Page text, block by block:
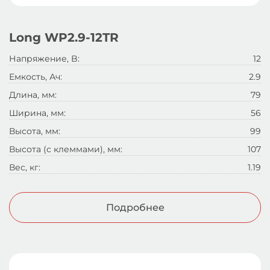
Long WP2.9-12TR
Напряжение, B:
12
Емкость, Ач:
2.9
Длина, мм:
79
Ширина, мм:
56
Высота, мм:
99
Высота (с клеммами), мм:
107
Вес, кг:
1.19
Подробнее